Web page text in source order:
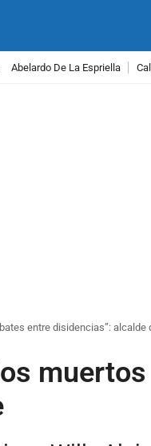
Abelardo De La Espriella
entre disidencias”: alcalde